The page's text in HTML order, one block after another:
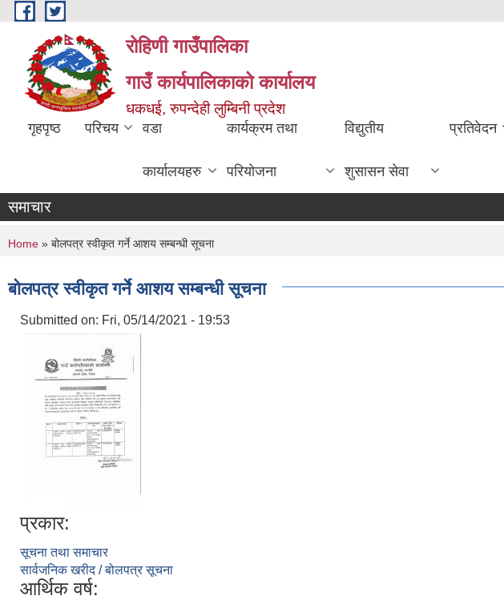
Skip to main content
रोहिणी गाउँपालिका
गाउँ कार्यपालिकाको कार्यालय
धकधई, रुपन्देही लुम्बिनी प्रदेश
गृहपृष्ठ परिचय वडा
कार्यालयहरु
कार्यक्रम तथा
परियोजना
विद्युतीय
शुसासन सेवा
प्रतिवेदन
समाचार
You are here
Home » बोलपत्र स्वीकृत गर्ने आशय सम्बन्धी सूचना
बोलपत्र स्वीकृत गर्ने आशय सम्बन्धी सूचना
Submitted on: Fri, 05/14/2021 - 19:53
प्रकार:
सूचना तथा समाचार
सार्वजनिक खरीद / बोलपत्र सूचना
आर्थिक वर्ष: